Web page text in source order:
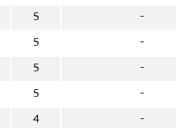
5 -
5 -
5 -
5 -
4 -